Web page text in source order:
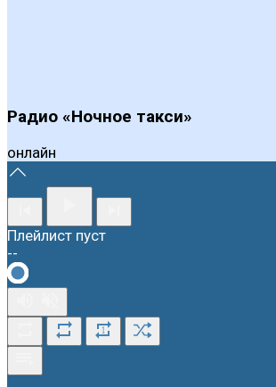
Радио «Ночное такси»
онлайн
Плейлист пуст
--
1